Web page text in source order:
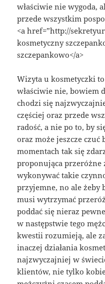
właściwie nie wygoda,
przede wszystkim
<a href=”http://
kosmetyczny
szczepankowo</a>
Wizyta u kosmetyczki
właściwie nie, bowiem
chodzi się
częściej oraz przede
radość, a nie po to, by
oraz może jeszcze czuć
momentach tak się
proponująca
wykonywać takie
przyjemne, no ale żeby
musi wytrzymać
poddać się nieraz
w następstwie tego
kwestii rozumieją, ale
inaczej działania
najzwyczajniej w
klientów, nie tylko